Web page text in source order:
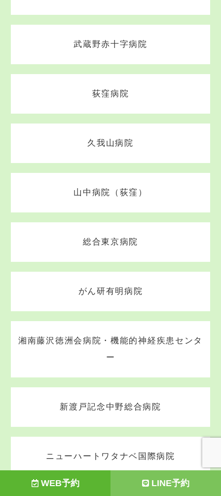
WEB予約 LINE予約
武蔵野赤十字病院
荻窪病院
久我山病院
山中病院（荻窪）
総合東京病院
がん研有明病院
湘南藤沢徳洲会病院・機能的神経疾患センタ
ー
新渡戸記念中野総合病院
ニューハートワタナベ国際病院